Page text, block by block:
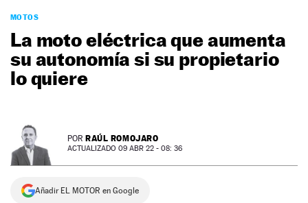
PODCAST
MOTOS
TECNOLOGÍA
SUPERCOCHES
SERVICIOS
NEWSLETTER
SÍGUENOS
MOTOS
La moto eléctrica que aumenta
su autonomía si su propietario
lo quiere
POR RAÚL ROMOJARO
ACTUALIZADO 09 ABR 22 - 08: 36
Añadir EL MOTOR en Google